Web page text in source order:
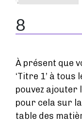
8
À présent que
‘Titre 1’ à
pouvez ajouter
pour cela sur
table des